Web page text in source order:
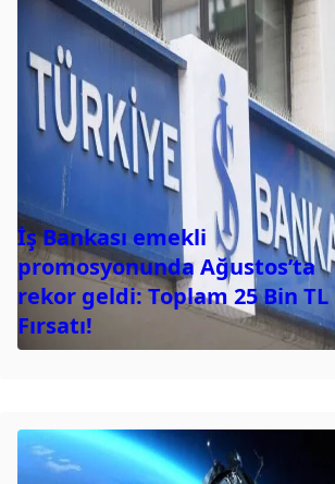
İş Bankası emekli
promosyonunda Ağustos’ta
rekor geldi: Toplam 25 Bin TL
Fırsatı!